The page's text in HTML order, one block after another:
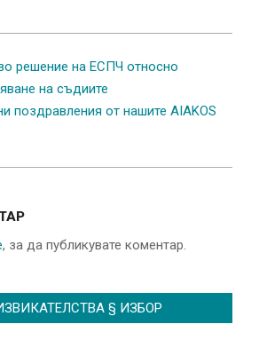
решение на ЕСПЧ относно
на съдиите
поздравления от нашите AIAKOS
, за да публикувате коментар.
§ ИЗБОР